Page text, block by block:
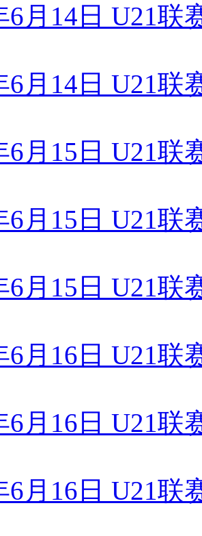
6月14日 U21联
6月14日 U21联
6月15日 U21联
6月15日 U21联
6月15日 U21联
6月16日 U21联
6月16日 U21联
6月16日 U21联